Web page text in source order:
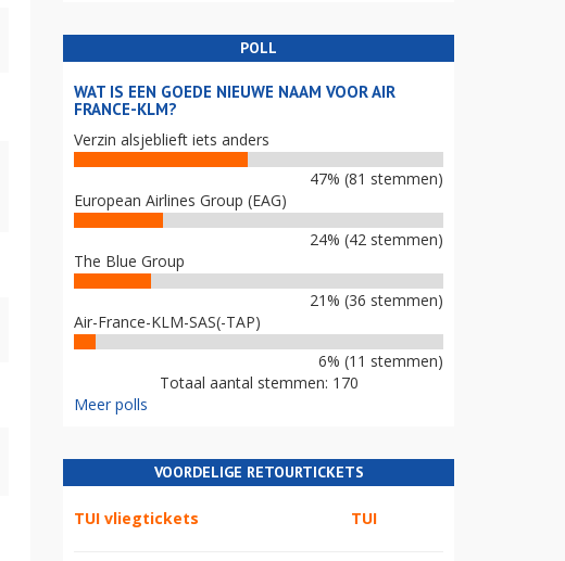
POLL
WAT IS EEN GOEDE NIEUWE NAAM VOOR AIR
FRANCE-KLM?
Verzin alsjeblieft iets anders
47% (81 stemmen)
European Airlines Group (EAG)
24% (42 stemmen)
The Blue Group
21% (36 stemmen)
Air-France-KLM-SAS(-TAP)
6% (11 stemmen)
Totaal aantal stemmen: 170
Meer polls
VOORDELIGE RETOURTICKETS
TUI vliegtickets TUI